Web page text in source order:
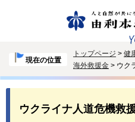
現在の位置
トップページ > 健
海外救援金 > ウク
ウクライナ人道危機救